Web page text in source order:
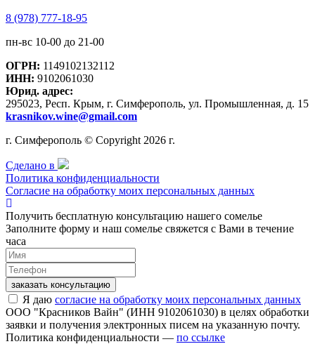
8 (978) 777-18-95
пн-вс 10-00 до 21-00
ОГРН: 1149102132112
ИНН: 9102061030
Юрид. адрес:
295023, Респ. Крым, г. Симферополь, ул. Промышленная, д. 15
krasnikov.wine@gmail.com
г. Симферополь © Copyright 2026 г.
Сделано в
Политика конфиденциальности
Согласие на обработку моих персональных данных
Получить бесплатную консультацию нашего сомелье
Заполните форму и наш сомелье свяжется с Вами в течение
часа
заказать консультацию
Я даю согласие на обработку моих персональных данных
ООО "Красников Вайн" (ИНН 9102061030) в целях обработки
заявки и получения электронных писем на указанную почту.
Политика конфиденциальности — по ссылке